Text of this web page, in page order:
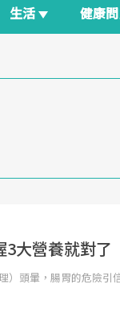
生活 健康
大營養就對了
）頭暈，腸胃的危險
面對超高齡社會
向「健康照護」
良醫生活祭
2025年，就到良
康新生活」，從